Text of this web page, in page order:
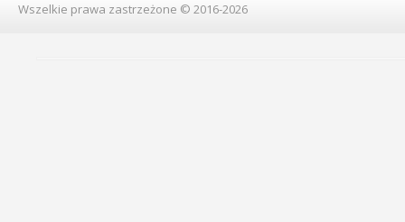
Wszelkie prawa zastrzeżone © 2016-2026